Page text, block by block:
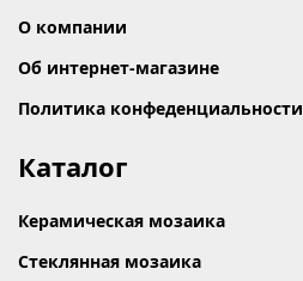
О компании
Об интернет-магазине
Политика конфеденциальности
Каталог
Керамическая мозаика
Стеклянная мозаика